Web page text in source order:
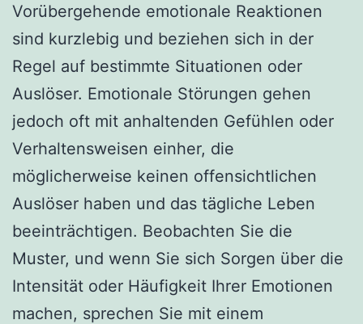
Vorübergehende emotionale Reaktionen
sind kurzlebig und beziehen sich in der
Regel auf bestimmte Situationen oder
Auslöser. Emotionale Störungen gehen
jedoch oft mit anhaltenden Gefühlen oder
Verhaltensweisen einher, die
möglicherweise keinen offensichtlichen
Auslöser haben und das tägliche Leben
beeinträchtigen. Beobachten Sie die
Muster, und wenn Sie sich Sorgen über die
Intensität oder Häufigkeit Ihrer Emotionen
machen, sprechen Sie mit einem